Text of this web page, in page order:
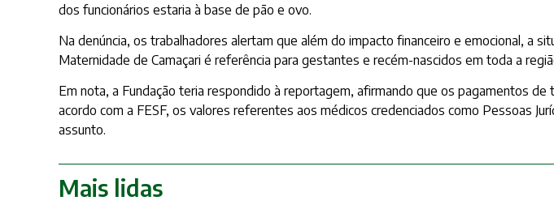
dos funcionários estaria à base de pão e ovo.
Na denúncia, os trabalhadores alertam que além do impacto financeiro e emocional, a
Maternidade de Camaçari é referência para gestantes e recém-nascidos em toda a
Em nota, a Fundação teria respondido à reportagem, afirmando que os pagamentos
acordo com a FESF, os valores referentes aos médicos credenciados como Pessoas
assunto.
Mais lidas